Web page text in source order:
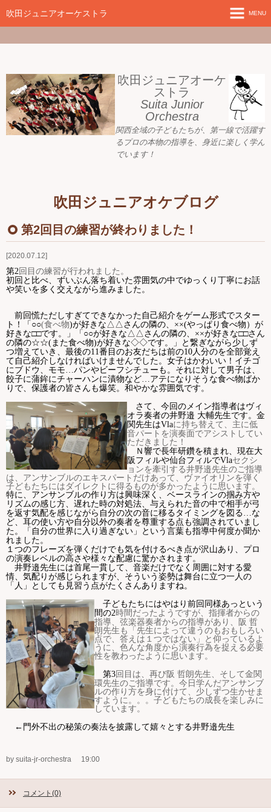
verification=nW1XDOjsXUeBk5Tr0WL2kTnlmTP78udH3yRHAbTSBv8
吹田ジュニアオーケストラ
吹田ジュニアオーケ
ストラ
Suita Junior
Orchestra
関西全域の子どもたちが、
第一線で活躍す
るプロの本物の指導を、身近に楽しく学ん
でいます！
MENU
ホーム
新着情報
活動目標
指導者ご紹介
プレジュニア クラス
練習会場
アーカイブ
Ｑ＆Ａ
お問い合わせ
ジュニアオケブログ
吹田ジュニアオケブログ
2020.07.12
第2回目の練習が終わりました！
第2回目の練習が行われました。
初回と比べ、ずいぶん落ち着いた雰囲気の中でゆっくり丁寧にお話
や笑いを多く交えながら進みました。
前回慌ただしすぎてできなかった自己紹介をゲーム形式でスター
ト！「○○(食べ物)が好きな△△さんの隣の、××(やっぱり食べ物）が
好きな□□です。」「○○が好きな△△さんの隣の、××が好きな□□さ ん
の隣の☆☆(また食べ物)が好きな◇◇です。」と繋ぎながら少しず
つ増えていき、最後の11番目のお友だちは前の10人分のを全部覚え
て自己紹介しなければいけませんでした。女子はかわいい！イチゴ
にブドウ、モモ…パンやビーフシチューも。それに対して男子は、
餃子に蒲鉾にチャーハンに漬物など…アテになりそうな食べ物ばか
りで、保護者の皆さんも爆笑。和やかな雰囲気です。
さて、今回のメイン指導者はヴィ
オラ奏者の井野邉 大輔先生です。金
関先生はVlaに持ち替えて、主に低
音パートを演奏面でアシストしてい
ただきました！
Ｎ響で長年研鑽を積まれ、現在大
阪フィルや仙台フィルでVlaセクシ
ョンを牽引する井野邉先生のご指導
は、アンサンブルのエキスパートだけあって、ヴァイオリンを弾く
子どもたちにはダイレクトに得るものが多かったように思います。
特に、アンサンブルの作り方は興味深く、ベースラインの掴み方や
リズムの感じ方、遅れた時の対処法、与えられた音の中で相手が弓
を返す気配を感じながら自分の次の音に移るタイミングを図る…な
ど、耳の使い方や自分以外の奏者を尊重する点も強調されていまし
た。「自分の世界に入り過ぎない」という言葉も指導中何度か聞か
れました。
１つのフレーズを弾くだけでも気を付けるべき点が沢山あり、プロ
の演奏レベルの高さや様々な配慮に驚かされます。
井野邉先生には首尾一貫して、音楽だけでなく周囲に対する愛
情、気配りが感じられますが、そういう姿勢は舞台に立つ一人の
「人」としても見習う点がたくさんありますね。
子どもたちにはやはり前回同様あっという
間の2時間だったようですが、指揮者からの
指導、弦楽器奏者からの指導があり、阪 哲
朗先生も「先生によって違うのもおもしろい
点で、答えは１つではない」と仰っているよ
うに、色んな角度から演奏行為を捉える必要
性を教わったように思います。
第3回目は、再び阪 哲朗先生、そして金関
環先生のご指導です。今日学んだアンサンブ
ルの作り方を身に付けて、少しずつ生かせま
すように。。。子どもたちの成長を楽しみに
しています。
←門外不出の秘策の奏法を披露して嬉々とする井野邉先生
by suita-jr-orchestra 19:00
コメント(0)